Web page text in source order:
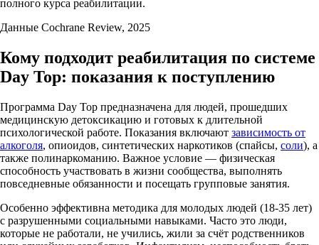
полного курса реабилитации.
Данные Cochrane Review, 2025
Кому подходит реабилитация по системе
Day Top: показания к поступлению
Программа Day Top предназначена для людей, прошедших
медицинскую детоксикацию и готовых к длительной
психологической работе. Показания включают зависимость от
алкоголя, опиоидов, синтетических наркотиков (спайсы, соли), а
также полинаркоманию. Важное условие — физическая
способность участвовать в жизни сообщества, выполнять
повседневные обязанности и посещать групповые занятия.
Особенно эффективна методика для молодых людей (18-35 лет)
с разрушенными социальными навыками. Часто это люди,
которые не работали, не учились, жили за счёт родственников